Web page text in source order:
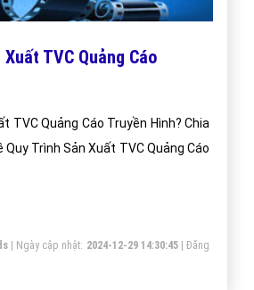
TVC Quảng Cáo
TVC Quảng Cáo Truyền Hình? Chia
Quy Trình Sản Xuất TVC Quảng Cáo
| Ngày cập nhật: 2024-12-29 14:30:45|Đăng